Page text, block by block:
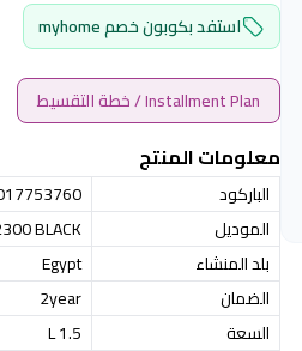
استفد بكوبون خصم myhome
Installment Plan / خطة التقسيط
معلومات المنتج
الباركود
الموديل
BLACK
بلد المنشاء
Egypt
الضمان
2year
السعة
1.5 L